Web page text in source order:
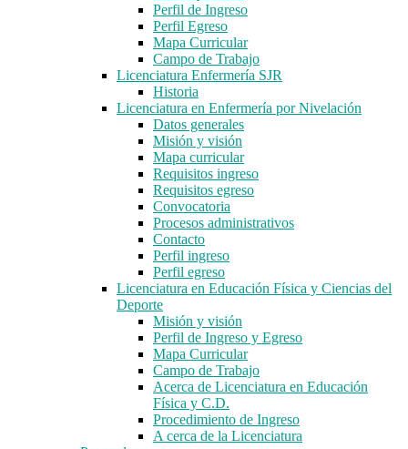
Perfil de Ingreso
Perfil Egreso
Mapa Curricular
Campo de Trabajo
Licenciatura Enfermería SJR
Historia
Licenciatura en Enfermería por Nivelación
Datos generales
Misión y visión
Mapa curricular
Requisitos ingreso
Requisitos egreso
Convocatoria
Procesos administrativos
Contacto
Perfil ingreso
Perfil egreso
Licenciatura en Educación Física y Ciencias del
Deporte
Misión y visión
Perfil de Ingreso y Egreso
Mapa Curricular
Campo de Trabajo
Acerca de Licenciatura en Educación
Física y C.D.
Procedimiento de Ingreso
A cerca de la Licenciatura